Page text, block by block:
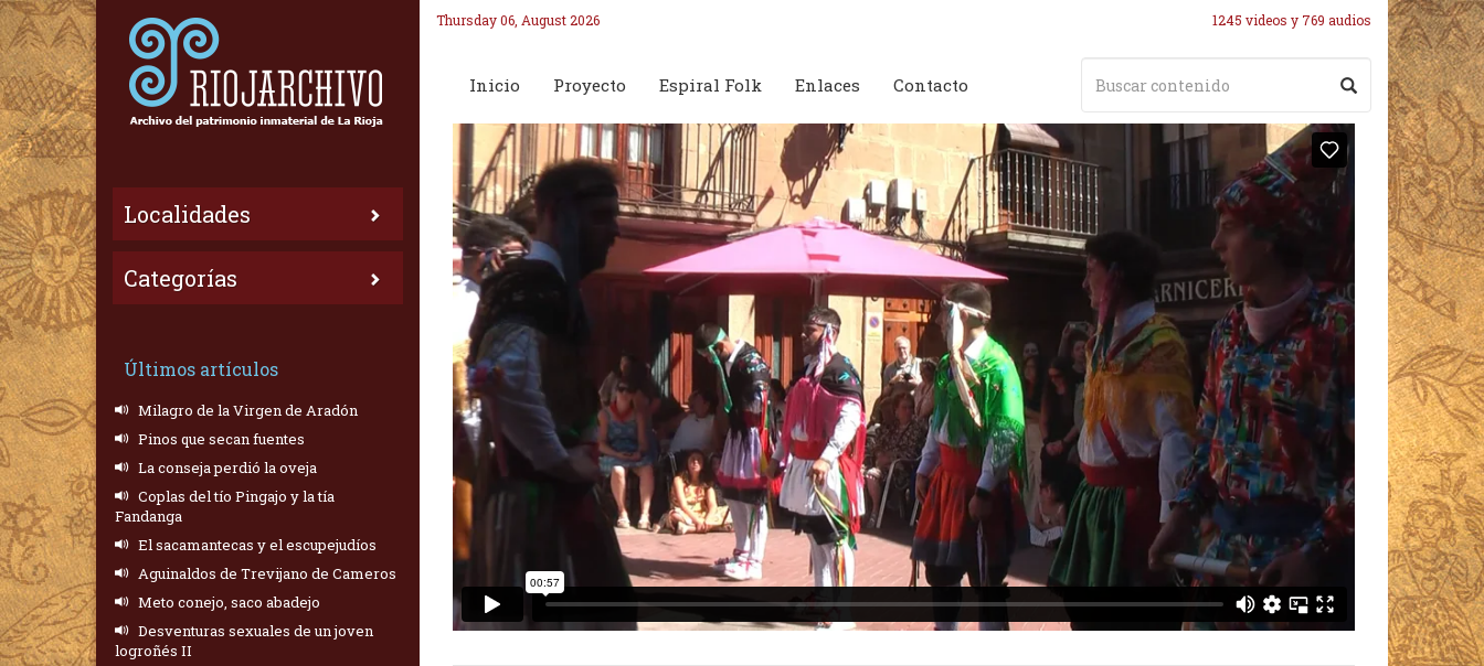
Localidades
Categorías
Últimos artículos
Milagro de la Virgen de Aradón
Pinos que secan fuentes
La conseja perdió la oveja
Coplas del tío Pingajo y la tía
Fandanga
El sacamantecas y el escupejudíos
Aguinaldos de Trevijano de Cameros
Meto conejo, saco abadejo
Desventuras sexuales de un joven
logroñés II
Thursday 06, August 2026 1245 videos y 769 audios
Inicio Proyecto Espiral Folk Enlaces Contacto